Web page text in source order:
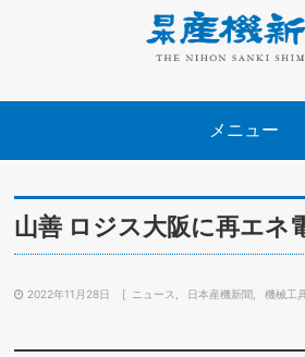
メニュー
山善 ロジス大阪に再エネ
2022年11月28日 ニュース 日本産機新聞 機械工